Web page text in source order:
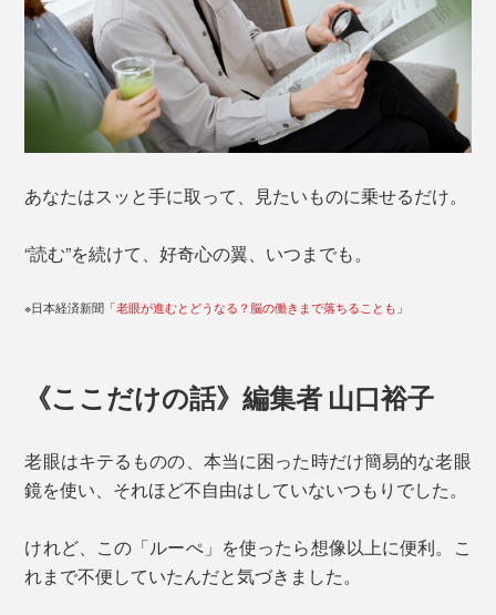
あなたはスッと手に取って、見たいものに乗せるだけ。
“読む”を続けて、好奇心の翼、いつまでも。
※日本経済新聞「老眼が進むとどうなる？脳の働きまで落ちることも 」
《ここだけの話》編集者 山口裕子
老眼はキテるものの、本当に困った時だけ簡易的な老眼
鏡を使い、それほど不自由はしていないつもりでした。
けれど、この「ルーぺ」を使ったら想像以上に便利。こ
れまで不便していたんだと気づきました。